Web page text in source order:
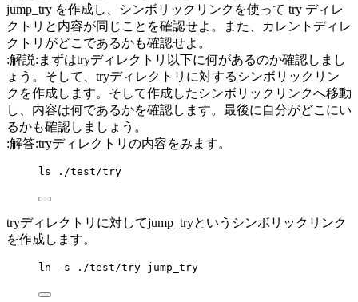
jump_try を作成し、シンボリックリンクを使って try ディレ
クトリと内容が同じことを確認せよ。また、カレントディレ
クトリがどこであるかも確認せよ。
:解説:まずはtryディレクトリ以下に何があるのか確認しまし
ょう。そして、tryディレクトリに対するシンボリックリン
クを作成します。そして作成したシンボリックリンクへ移動
し、内容は何であるかを確認します。最後に自分がどこにい
るかも確認しましょう。
:解答:tryディレクトリの内容をみます。
ls ./test/try
tryディレクトリに対してjump_tryというシンボリックリンク
を作成します。
ln -s ./test/try jump_try